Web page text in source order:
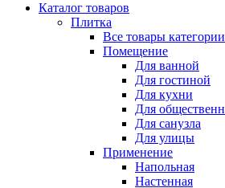
Каталог товаров
Плитка
Все товары категории
Помещение
Для ванной
Для гостиной
Для кухни
Для
Для санузла
Для улицы
Применение
Напольная
Настенная